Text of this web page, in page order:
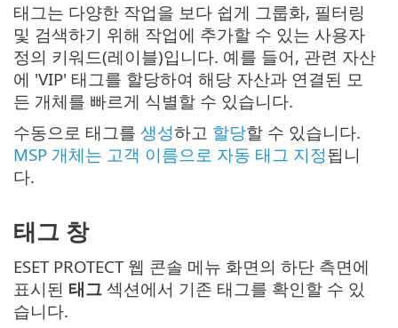
태그는 다양한 작업을 보다 쉽게 그룹화, 필터링
및 검색하기 위해 작업에 추가할 수 있는 사용자
정의 키워드(레이블)입니다. 예를 들어, 관련 자산
에 'VIP' 태그를 할당하여 해당 자산과 연결된 모
든 개체를 빠르게 식별할 수 있습니다.
수동으로 태그를 생성하고 할당할 수 있습니다.
MSP 개체는 고객 이름으로 자동 태그 지정됩니
다.
태그 창
ESET PROTECT 웹 콘솔 메뉴 화면의 하단 측면에
표시된 태그 섹션에서 기존 태그를 확인할 수 있
습니다.